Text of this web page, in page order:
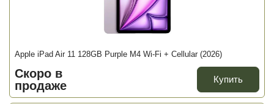
Apple iPad Air 11 128GB Purple M4 Wi-Fi + Cellular (2026)
Скоро в
продаже
Купить